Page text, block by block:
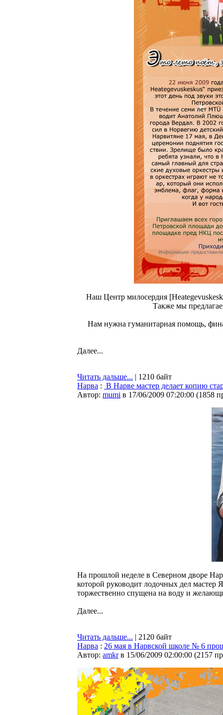
Наш Центр милосердия
Также мы
Нам нужна гуманитарная помощь,
Далее...
Читать дальше... | 1210 байт
Нарва : В Нарве мастер делает копию
Автор: mumi в 17/06/2009 07:20:00 (1858
На прошлой неделе в Северном дворе
которой руководит лодочных дел мастер
торжественно спущена на воду и
Далее...
Читать дальше... | 2120 байт
Нарва : 26 мая в Нарвской школе № 6
Автор: amkr в 15/06/2009 02:00:00 (2157